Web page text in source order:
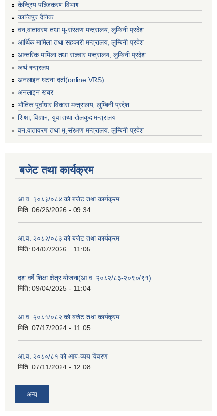
केन्द्रिय पञ्जिकरण विभाग
कान्तिपुर दैनिक
वन,वातावरण तथा भू-संरक्षण मन्त्रालय, लुम्बिनी प्रदेश
आर्थिक मामिला तथा सहकारी मन्त्रालय, लुम्बिनी प्रदेश
आन्तरिक मामिला तथा सञ्चार मन्त्रालय, लुम्बिनी प्रदेश
अर्थ मन्त्रलय
अनलाइन घटना दर्ता(online VRS)
अनलाइन खबर
भौतिक पूर्वाधार विकास मन्त्रालय, लुम्बिनी प्रदेश
शिक्षा, विज्ञान, युवा तथा खेलकुद मन्‍‍त्रालय
वन,वातावरण तथा भू-संरक्षण मन्त्रालय, लुम्बिनी प्रदेश
बजेट तथा कार्यक्रम
आ.व. २०८३/०८४ को बजेट तथा कार्यक्रम
मिति: 06/26/2026 - 09:34
आ.व. २०८२/०८३ को बजेट तथा कार्यक्रम
मिति: 04/07/2026 - 11:05
दश वर्षे शिक्षा क्षेत्र योजना(आ.व. २०८२/८३-२०९०/९१)
मिति: 09/04/2025 - 11:04
आ.व. २०८१/०८२ को बजेट तथा कार्यक्रम
मिति: 07/17/2024 - 11:05
आ.व. २०८०/८१ को आय-व्यय विवरण
मिति: 07/11/2024 - 12:08
अन्य